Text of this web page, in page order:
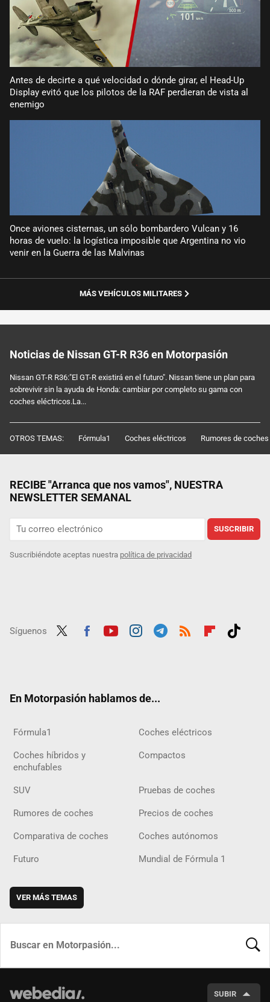
Antes de decirte a qué velocidad o dónde girar, el Head-Up
Display evitó que los pilotos de la RAF perdieran de vista al
enemigo
Once aviones cisternas, un sólo bombardero Vulcan y 16
horas de vuelo: la logística imposible que Argentina no vio
venir en la Guerra de las Malvinas
MÁS VEHÍCULOS MILITARES
Noticias de Nissan GT-R R36 en Motorpasión
Nissan GT-R R36:"El GT-R existirá en el futuro". Nissan tiene un plan para
sobrevivir sin la ayuda de Honda: cambiar por completo su gama con
coches eléctricos.La...
OTROS TEMAS: Fórmula1 Coches eléctricos Rumores de coches
RECIBE "Arranca que nos vamos", NUESTRA
NEWSLETTER SEMANAL
SUSCRIBIR
Suscribiéndote aceptas nuestra política de privacidad
Síguenos
En Motorpasión hablamos de...
Fórmula1 Coches eléctricos
Coches híbridos y
enchufables
Compactos
SUV Pruebas de coches
Rumores de coches Precios de coches
Comparativa de coches Coches autónomos
Futuro Mundial de Fórmula 1
VER MÁS TEMAS
SUBIR